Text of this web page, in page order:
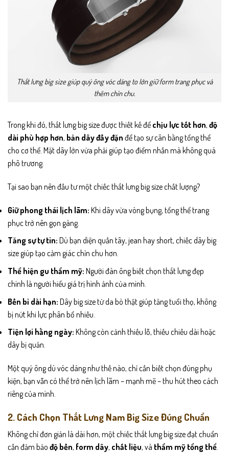
Thắt lưng big size giúp quý ông vóc dáng to lớn giữ form trang phục và
thêm chỉn chu.
Trong khi đó, thắt lưng big size được thiết kế để chịu lực tốt hơn, độ
dài phù hợp hơn, bản dây đầy đặn để tạo sự cân bằng tổng thể
cho cơ thể. Mặt dây lớn vừa phải giúp tạo điểm nhấn mà không quá
phô trương.
Tại sao bạn nên đầu tư một chiếc thắt lưng big size chất lượng?
Giữ phong thái lịch lãm: Khi dây vừa vòng bụng, tổng thể trang
phục trở nên gọn gàng.
Tăng sự tự tin: Dù bạn diện quần tây, jean hay short, chiếc dây big
size giúp tạo cảm giác chỉn chu hơn.
Thể hiện gu thẩm mỹ: Người đàn ông biết chọn thắt lưng đẹp
chính là người hiểu giá trị hình ảnh của mình.
Bền bỉ dài hạn: Dây big size từ da bò thật giúp tăng tuổi thọ, không
bị nứt khi lực phân bổ nhiều.
Tiện lợi hằng ngày: Không còn cảnh thiếu lỗ, thiếu chiều dài hoặc
dây bị quăn.
Một quý ông dù vóc dáng như thế nào, chỉ cần biết chọn đúng phụ
kiện, bạn vẫn có thể trở nên lịch lãm – mạnh mẽ – thu hút theo cách
riêng của mình.
2. Cách Chọn Thắt Lưng Nam Big Size Đúng Chuẩn
Không chỉ đơn giản là dài hơn, một chiếc thắt lưng big size đạt chuẩn
cần đảm bảo độ bền, form dây, chất liệu, và thẩm mỹ tổng thể.